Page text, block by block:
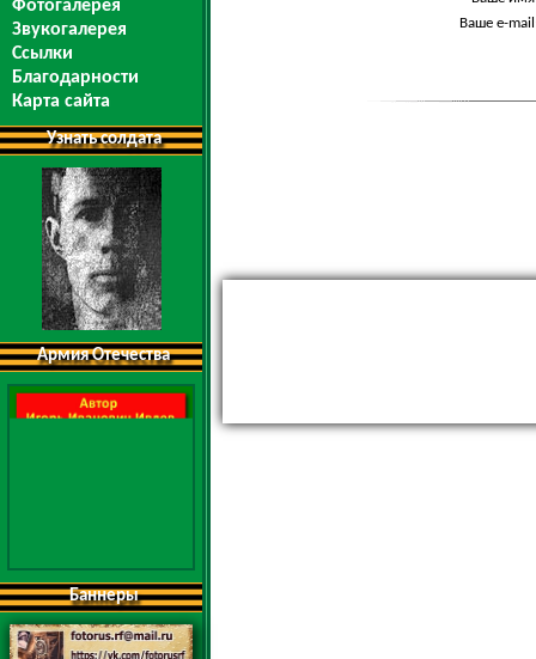
Фотогалерея
Звукогалерея
Ссылки
Благодарности
Карта сайта
Узнать солдата
Армия Отечества
Баннеры
Ваше e-